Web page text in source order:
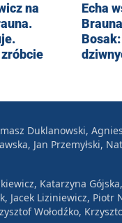
na
Echa
Duklanowski,
Jan Przemyłski,
Katarzyna
Jacek Liziniewicz, Piotr
Wołodźko,